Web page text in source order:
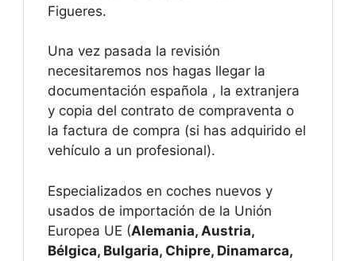
Figueres.
Una vez pasada la revisión
necesitaremos nos hagas llegar la
documentación española , la extranjera
y copia del contrato de compraventa o
la factura de compra (si has adquirido el
vehículo a un profesional).
Especializados en coches nuevos y
usados de importación de la Unión
Europea UE (Alemania, Austria,
Bélgica, Bulgaria, Chipre, Dinamarca,